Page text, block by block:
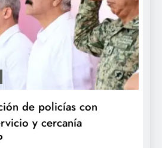
de policías con
y cercanía